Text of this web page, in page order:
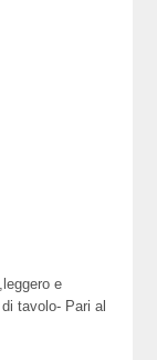
e
tavolo- Pari al